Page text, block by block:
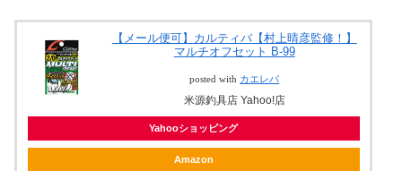
【メール便可】カルティバ【村上晴彦監修！】
マルチオフセット B-99
posted with カエレバ
米源釣具店 Yahoo!店
Yahooショッピング
Amazon